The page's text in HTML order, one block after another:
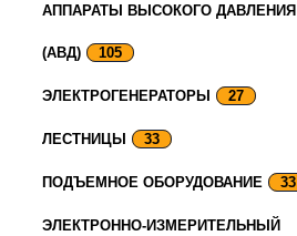
АППАРАТЫ ВЫСОКОГО ДАВЛЕНИЯ
(АВД) 105
ЭЛЕКТРОГЕНЕРАТОРЫ 27
ЛЕСТНИЦЫ 33
ПОДЪЕМНОЕ ОБОРУДОВАНИЕ 33
ЭЛЕКТРОННО-ИЗМЕРИТЕЛЬНЫЙ